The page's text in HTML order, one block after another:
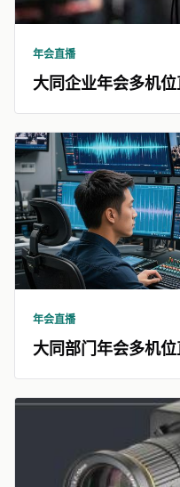
年会直播
大同企业年会多机
年会直播
大同部门年会多机